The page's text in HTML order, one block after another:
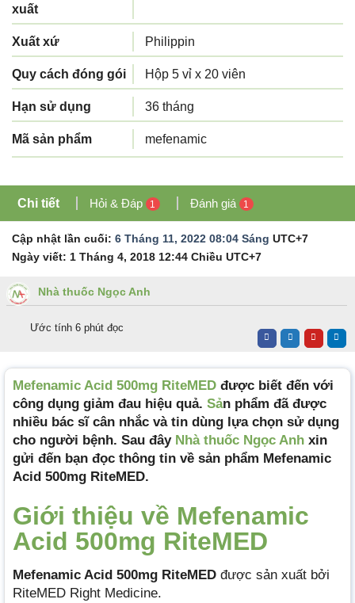
xuất
Xuất xứ Philippin
Quy cách đóng gói Hộp 5 vỉ x 20 viên
Hạn sử dụng 36 tháng
Mã sản phẩm mefenamic
Chi tiết Hỏi & Đáp 1 Đánh giá 1
Cập nhật lần cuối: 6 Tháng 11, 2022 08:04 Sáng UTC+7
Ngày viết: 1 Tháng 4, 2018 12:44 Chiều UTC+7
Nhà thuốc Ngọc Anh
Ước tính 6 phút đọc
Mefenamic Acid 500mg RiteMED được biết đến với
công dụng giảm đau hiệu quả. Sản phẩm đã được
nhiều bác sĩ cân nhắc và tin dùng lựa chọn sử dụng
cho người bệnh. Sau đây Nhà thuốc Ngọc Anh xin
gửi đến bạn đọc thông tin về sản phẩm Mefenamic
Acid 500mg RiteMED.
Giới thiệu về Mefenamic
Acid 500mg RiteMED
Mefenamic Acid 500mg RiteMED được sản xuất bởi
RiteMED Right Medicine.